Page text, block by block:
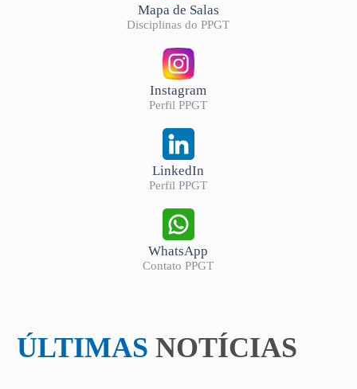
Mapa de Salas
Disciplinas do PPGT
Instagram
Perfil PPGT
LinkedIn
Perfil PPGT
WhatsApp
Contato PPGT
ÚLTIMAS NOTÍCIAS